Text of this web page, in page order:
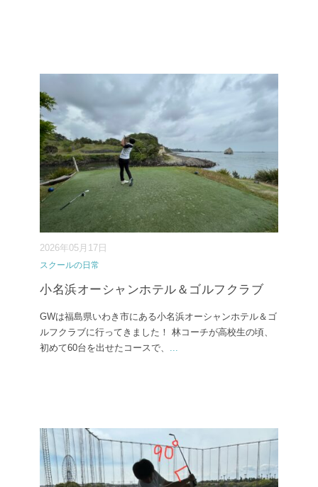
2026年05月17日
スクールの日常
小名浜オーシャンホテル＆ゴルフクラブ
GWは福島県いわき市にある小名浜オーシャンホテル＆ゴ
ルフクラブに行ってきました！ 林コーチが高校生の頃、
初めて60台を出せたコースで、 ...